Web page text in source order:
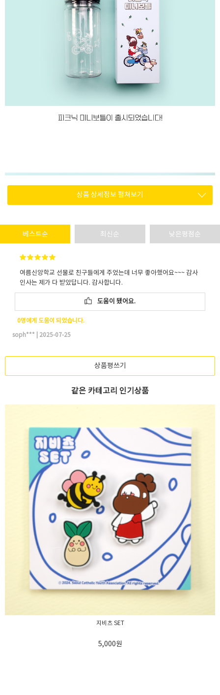
상품 상세정보 펼쳐보기
베스트순 최신순 낮은평점순
여름신앙학교 선물로 친구들에게 주었는데 너무 좋아했어요~~~ 감사
인사는 제가 다 받았답니다. 감사합니다.
도움이 됐어요.
0명에게 도움이 되었습니다.
soph*** 2025-07-25
상품평쓰기
같은 카테고리 인기상품
지비츠 SET
5,000원